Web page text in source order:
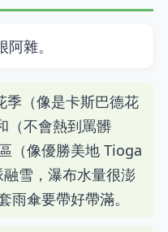
雜。
季（像是卡斯巴德花
（不會熱到罵髒
（像優勝美地 Tioga
雪，瀑布水量很澎
傘要帶好帶滿。